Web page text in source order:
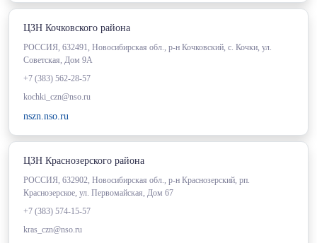
ЦЗН Кочковского района
РОССИЯ, 632491, Новосибирская обл., р-н Кочковский, с. Кочки, ул.
Советская, Дом 9А
+7 (383) 562-28-57
kochki_czn@nso.ru
nszn.nso.ru
ЦЗН Краснозерского района
РОССИЯ, 632902, Новосибирская обл., р-н Краснозерский, рп.
Краснозерское, ул. Первомайская, Дом 67
+7 (383) 574-15-57
kras_czn@nso.ru